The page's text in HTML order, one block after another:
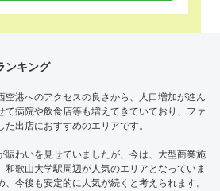
ンキング
空港へのアクセスの良さから、人口増加が進ん
て病院や飲食店等も増えてきていており、ファ
た出店におすすめのエリアです。
賑わいを見せていましたが、今は、大型商業施
和歌山大学駅周辺が人気のエリアとなっていま
今後も安定的に人気が続くと考えられます。